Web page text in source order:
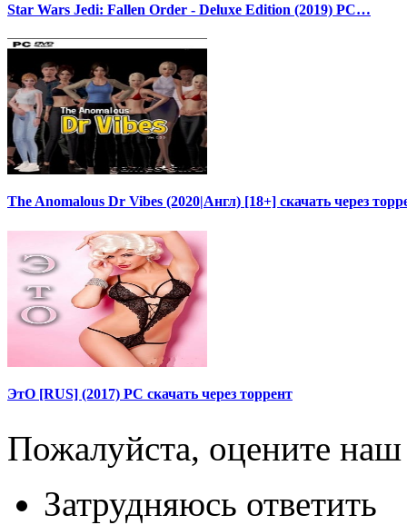
Star Wars Jedi: Fallen Order - Deluxe Edition (2019) PC…
The Anomalous Dr Vibes (2020|Англ) [18+] скачать через
ЭтО [RUS] (2017) PC скачать через торрент
Пожалуйста, оцените наш
Затрудняюсь ответить